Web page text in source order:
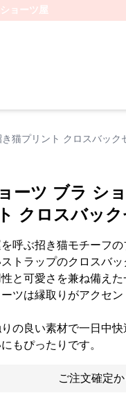
ショーツ屋
猫プリント クロスバック
ーツ ブラ シ
クロスバック
呼ぶ招き猫モチーフの
トラップのクロスバ
と可愛さを兼ね備えた
ーツは縁取りがアクセ
の良い素材で一日中
もぴったりです。
ご注文確定